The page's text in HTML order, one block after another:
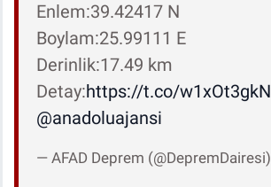
Enlem:39.42417 N
Boylam:25.99111 E
Derinlik:17.49 km
Detay:https://t.co/
@anadoluajansi
— AFAD Deprem (@DepremDairesi)